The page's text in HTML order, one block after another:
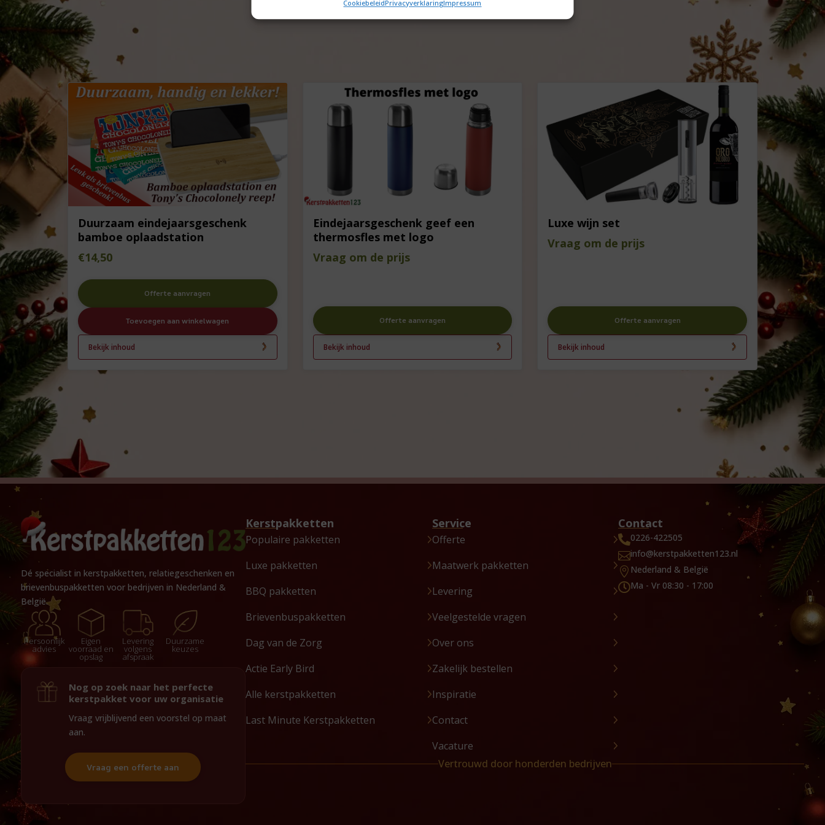
CookiebeleidPrivacyverklaringImpressum
Duurzaam eindejaarsgeschenk
bamboe oplaadstation
€14,50
Offerte aanvragen
Toevoegen aan winkelwagen
Bekijk inhoud
Eindejaarsgeschenk geef een
thermosfles met logo
Vraag om de prijs
Offerte aanvragen
Bekijk inhoud
Luxe wijn set
Vraag om de prijs
Offerte aanvragen
Bekijk inhoud
Dé specialist in kerstpakketten, relatiegeschenken en
brievenbuspakketten voor bedrijven in Nederland &
België.
Persoonlijk
advies
Eigen
voorraad en
opslag
Levering
volgens
afspraak
Duurzame
keuzes
Nog op zoek naar het perfecte
kerstpakket voor uw organisatie
Vraag vrijblijvend een voorstel op maat
aan.
Vraag een offerte aan
Kerstpakketten
Populaire pakketten
Luxe pakketten
BBQ pakketten
Brievenbuspakketten
Dag van de Zorg
Actie Early Bird
Alle kerstpakketten
Last Minute Kerstpakketten
Service
Offerte
Maatwerk pakketten
Levering
Veelgestelde vragen
Over ons
Zakelijk bestellen
Inspiratie
Contact
Vacature
Contact
0226-422505
info@kerstpakketten123.nl
 Nederland & België
Ma - Vr 08:30 - 17:00
Vertrouwd door honderden bedrijven